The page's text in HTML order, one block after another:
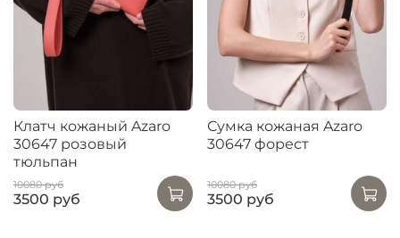
Клатч кожаный Azaro
30647 розовый
тюльпан
10080 руб
3500 руб
Сумка кожаная Azaro
30647 форест
10080 руб
3500 руб